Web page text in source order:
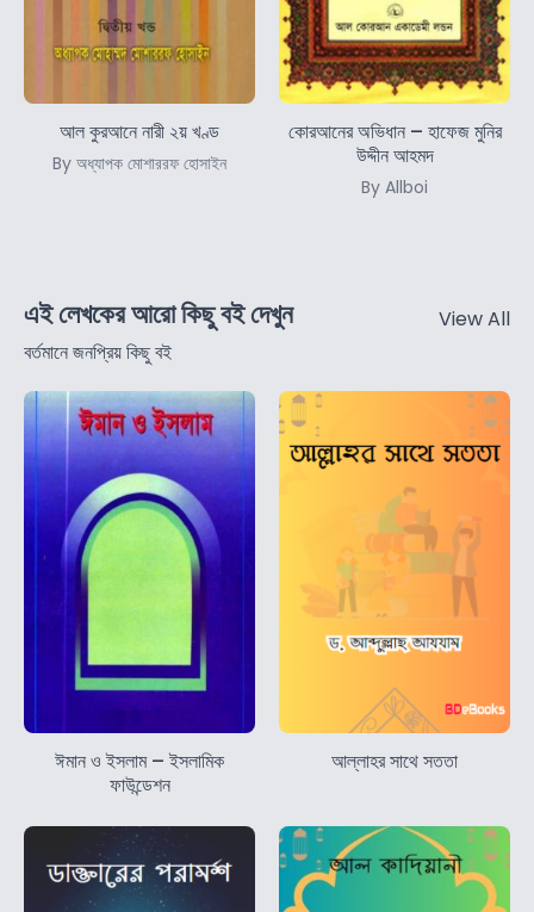
আল কুরআনে নারী ২য় খণ্ড
By অধ্যাপক মোশাররফ হোসাইন
কোরআনের অভিধান – হাফেজ মুনির
উদ্দীন আহমদ
By Allboi
এই লেখকের আরো কিছু বই দেখুন
বর্তমানে জনপ্রিয় কিছু বই
View All
ঈমান ও ইসলাম – ইসলামিক
ফাউন্ডেশন
আল্লাহর সাথে সততা